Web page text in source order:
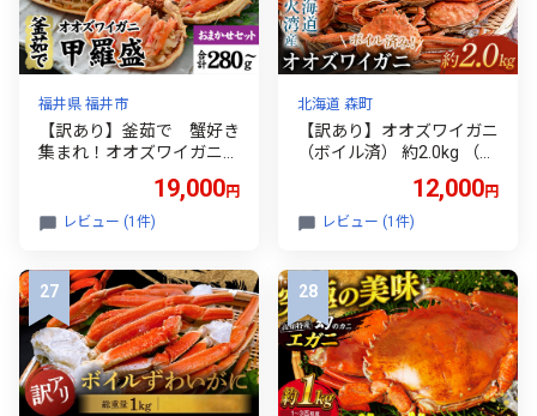
福井県 福井市
【訳あり】釜茹で 蟹好き
集まれ！オオズワイガニ
おまかせセット 】 [A-096
019] / カニ 甲羅盛 かに オ
産 甲羅盛り 冷凍 蟹
19,000円
レビュー (1件)
北海道 森町
【訳あり】オオズワイガニ
（ボイル済） 約2.0kg （オ
屋 株式会社 瑞宝＞ ズ
ワイガニ かに カニ 蟹 ガニ
12,000円
レビュー (1件)